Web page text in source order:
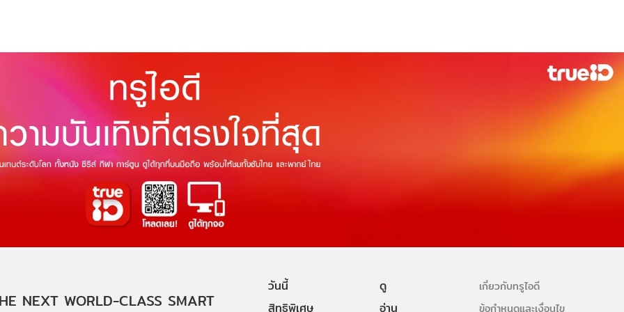
NEXT WORLD-CLASS SMART
วันนี้
ดู
สิทธิพิเศษ
อ่าน
เกี่ยวกับทรูไอดี
ข้อกำหนดและเงื่อนไข